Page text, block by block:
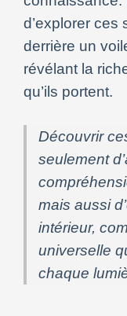
d’explorer ces
derrière un
révélant la
qu’ils portent.
Découvrir
seulement
mais aussi
intérieur,
universelle
chaque